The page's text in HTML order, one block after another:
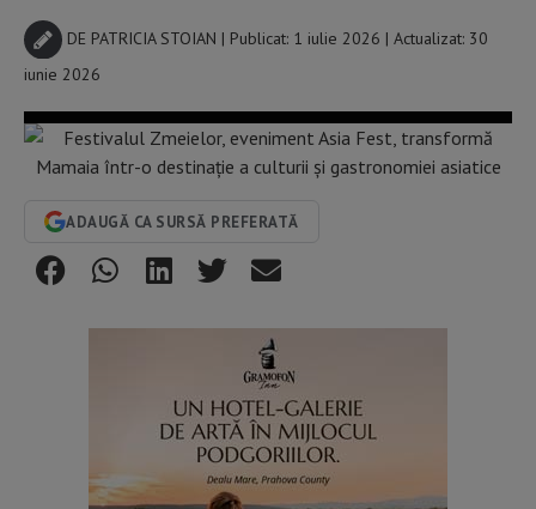
DE PATRICIA STOIAN | Publicat: 1 iulie 2026 | Actualizat: 30
iunie 2026
ADAUGĂ CA SURSĂ PREFERATĂ